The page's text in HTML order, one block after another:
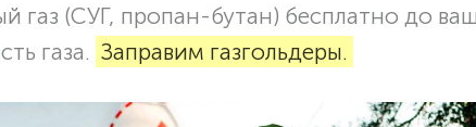
газ (СУГ, пропан-бутан) бесплатно до
газа. Заправим газгольдеры.